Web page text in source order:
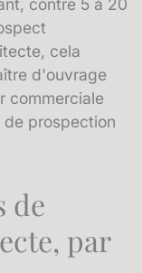
contre 5 à 20
cela
d'ouvrage
commerciale
de prospection
de
par